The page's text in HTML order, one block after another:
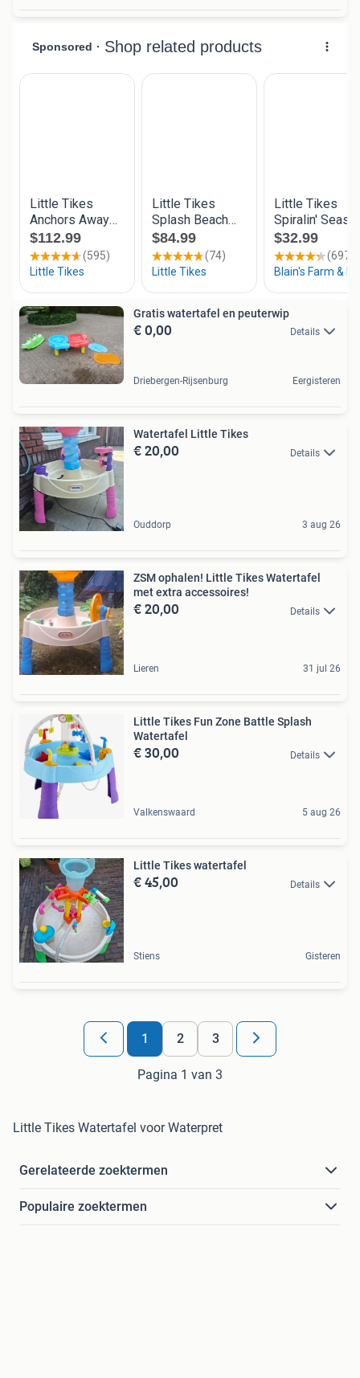
Gratis watertafel en peuterwip
€ 0,00 Details
Driebergen-Rijsenburg Eergisteren
Watertafel Little Tikes
€ 20,00 Details
Ouddorp 3 aug 26
ZSM ophalen! Little Tikes Watertafel
met extra accessoires!
€ 20,00 Details
Lieren 31 jul 26
Little Tikes Fun Zone Battle Splash
Watertafel
€ 30,00 Details
Valkenswaard 5 aug 26
Little Tikes watertafel
€ 45,00 Details
Stiens Gisteren
1 2 3
Pagina 1 van 3
Little Tikes Watertafel voor Waterpret
Gerelateerde zoektermen
Populaire zoektermen